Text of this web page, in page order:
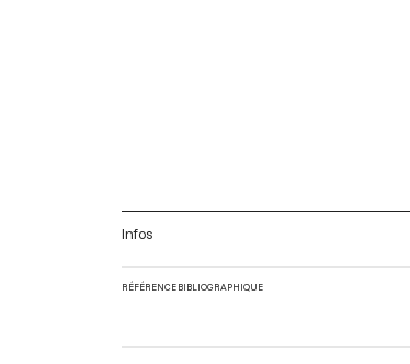
Infos
RÉFÉRENCE BIBLIOGRAPHIQUE